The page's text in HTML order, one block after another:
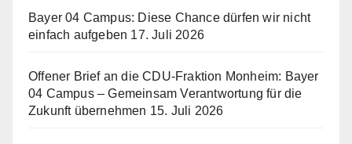
Bayer 04 Campus: Diese Chance dürfen wir nicht
einfach aufgeben 17. Juli 2026
Offener Brief an die CDU-Fraktion Monheim: Bayer
04 Campus – Gemeinsam Verantwortung für die
Zukunft übernehmen 15. Juli 2026